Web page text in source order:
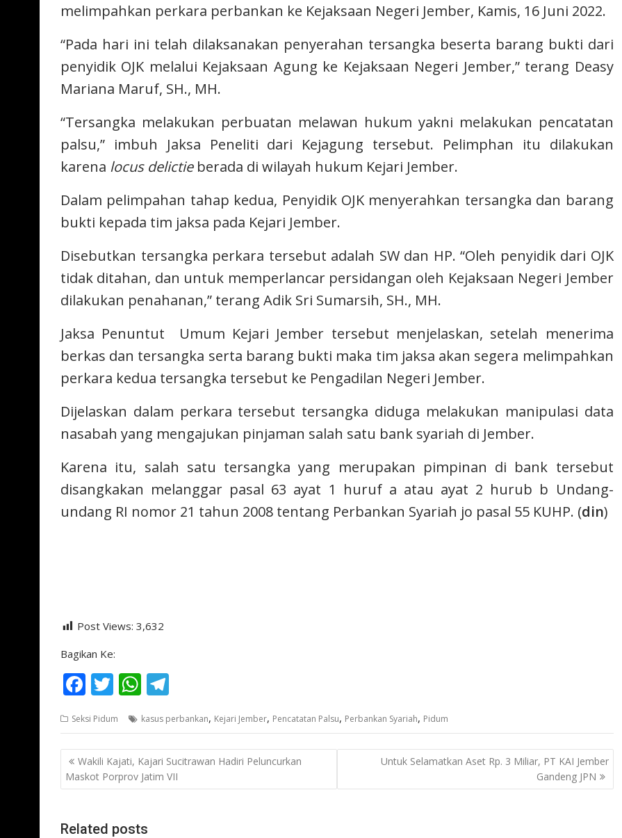
melimpahkan perkara perbankan ke Kejaksaan Negeri Jember, Kamis, 16 Juni 2022.
“Pada hari ini telah dilaksanakan penyerahan tersangka beserta barang bukti dari
penyidik OJK melalui Kejaksaan Agung ke Kejaksaan Negeri Jember,” terang Deasy
Mariana Maruf, SH., MH.
“Tersangka melakukan perbuatan melawan hukum yakni melakukan pencatatan
palsu,” imbuh Jaksa Peneliti dari Kejagung tersebut. Pelimphan itu dilakukan
karena locus delictieberada di wilayah hukum Kejari Jember.
Dalam pelimpahan tahap kedua, Penyidik OJK menyerahkan tersangka dan barang
bukti kepada tim jaksa pada Kejari Jember.
Disebutkan tersangka perkara tersebut adalah SW dan HP. “Oleh penyidik dari OJK
tidak ditahan, dan untuk memperlancar persidangan oleh Kejaksaan Negeri Jember
dilakukan penahanan,” terang Adik Sri Sumarsih, SH., MH.
Jaksa Penuntut Umum Kejari Jember tersebut menjelaskan, setelah menerima
berkas dan tersangka serta barang bukti maka tim jaksa akan segera melimpahkan
perkara kedua tersangka tersebut ke Pengadilan Negeri Jember.
Dijelaskan dalam perkara tersebut tersangka diduga melakukan manipulasi data
nasabah yang mengajukan pinjaman salah satu bank syariah di Jember.
Karena itu, salah satu tersangka yang merupakan pimpinan di bank tersebut
disangkakan melanggar pasal 63 ayat 1 huruf a atau ayat 2 hurub b Undang-
undang RI nomor 21 tahun 2008 tentang Perbankan Syariah jo pasal 55 KUHP. (din)
Post Views: 3,632
Bagikan Ke:
F
e
b
o
o
k
T
itt
er
W
at
s
A
p
e
gr
a
m
Seksi Pidum kasus perbankan, Kejari Jember, Pencatatan Palsu, Perbankan Syariah, Pidum
Navigasi
pos
Wakili Kajati, Kajari Sucitrawan Hadiri Peluncurkan
Maskot Porprov Jatim VII
Untuk Selamatkan Aset Rp. 3 Miliar, PT KAI Jember
Gandeng JPN
Related posts